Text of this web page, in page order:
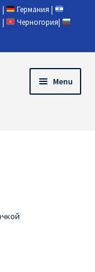
| Германия |
| Черногория|
Menu